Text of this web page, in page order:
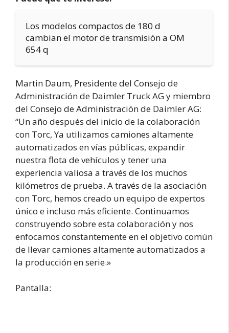
Los modelos compactos de 180 d
cambian el motor de transmisión a OM
654 q
Martin Daum, Presidente del Consejo de
Administración de Daimler Truck AG y miembro
del Consejo de Administración de Daimler AG:
“Un año después del inicio de la colaboración
con Torc, Ya utilizamos camiones altamente
automatizados en vías públicas, expandir
nuestra flota de vehículos y tener una
experiencia valiosa a través de los muchos
kilómetros de prueba. A través de la asociación
con Torc, hemos creado un equipo de expertos
único e incluso más eficiente. Continuamos
construyendo sobre esta colaboración y nos
enfocamos constantemente en el objetivo común
de llevar camiones altamente automatizados a
la producción en serie.»
Pantalla: